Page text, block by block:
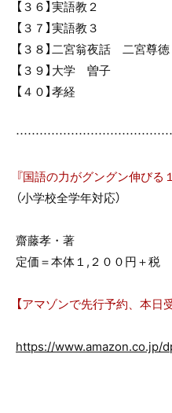
【３６】実語教２
【３７】実語教３
【３８】二宮翁夜話 二宮尊徳
【３９】大学 曽子
【４０】孝経
『国語の力がグングン伸びる
（小学校全学年対応）
齋藤孝・著
定価＝本体１,２００円＋税
【アマゾンで先行予約、本日
https://www.amazon.co.jp/